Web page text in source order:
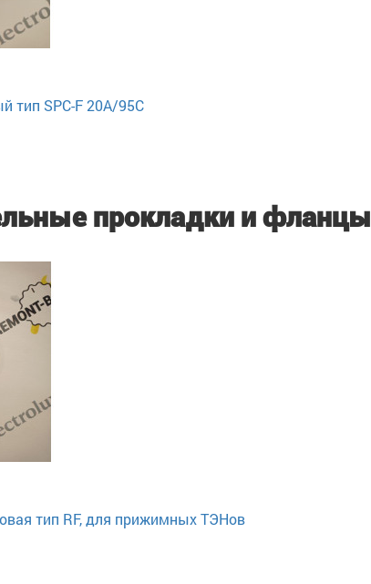
тип SPC-F 20A/95C
прокладки и фланцы
тип RF, для прижимных ТЭНов